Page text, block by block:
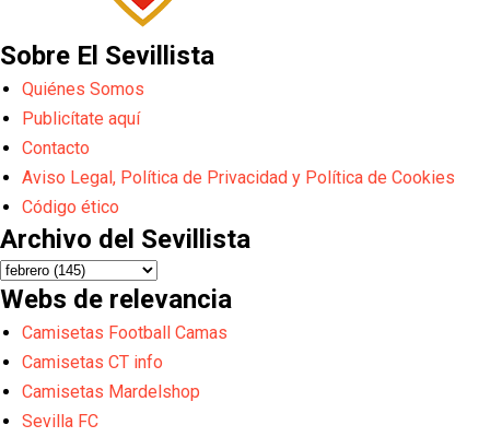
Sobre El Sevillista
Quiénes Somos
Publicítate aquí
Contacto
Aviso Legal, Política de Privacidad y Política de Cookies
Código ético
Archivo del Sevillista
Webs de relevancia
Camisetas Football Camas
Camisetas CT info
Camisetas Mardelshop
Sevilla FC